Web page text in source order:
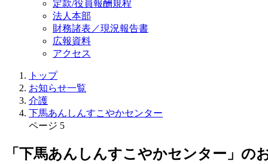
定款/役員報酬規程
法人本部
財務諸表／現況報告書
広報資料
アクセス
トップ
お知らせ一覧
介護
下馬あんしんすこやかセンター
ページ 5
「下馬あんしんすこやかセンター」の